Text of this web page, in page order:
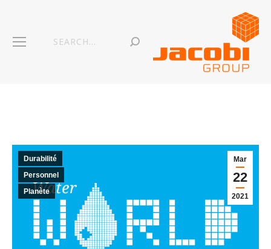
Mar
22
2021
Durabilité
Personnel
Planète